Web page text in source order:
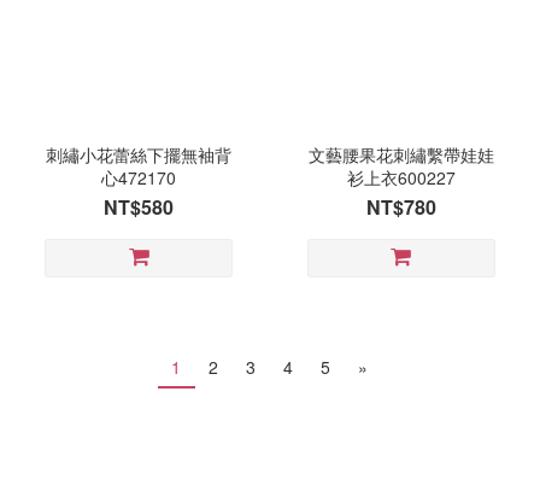
刺繡小花蕾絲下擺無袖背
心472170
NT$580
文藝腰果花刺繡繫帶娃娃
衫上衣600227
NT$780
1 2 3 4 5 »